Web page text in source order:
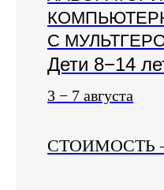
С
Дети 8−14
3 − 7 августа
СТОИМОСТЬ